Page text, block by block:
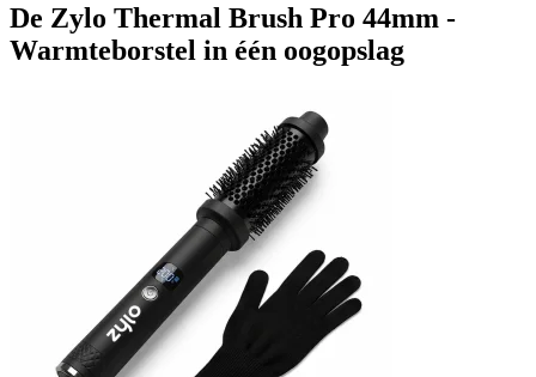
De Zylo Thermal Brush Pro 44mm -
Warmteborstel in één oogopslag